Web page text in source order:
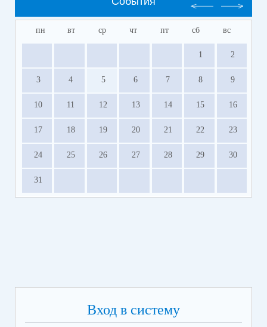
пн вт ср чт пт сб вс
1 2
3 4 5 6 7 8 9
10 11 12 13 14 15 16
17 18 19 20 21 22 23
24 25 26 27 28 29 30
31
Вход в систему